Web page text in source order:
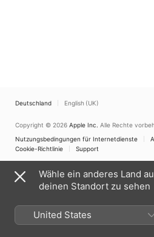
Deutschland English (UK)
Copyright © 2026 Apple Inc. Alle Rechte
Nutzungsbedingungen für Internetdienste
Cookie-Richtlinie
Support
Wähle ein anderes Land
deinen Standort zu sehen
United States